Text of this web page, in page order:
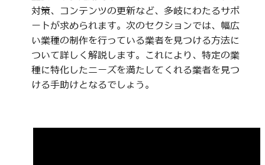
対策、コンテンツの更新など、多岐にわたるサポ
ートが求められます。次のセクションでは、幅広
い業種の制作を行っている業者を見つける方法に
ついて詳しく解説します。これにより、特定の業
種に特化したニーズを満たしてくれる業者を見つ
ける手助けとなるでしょう。